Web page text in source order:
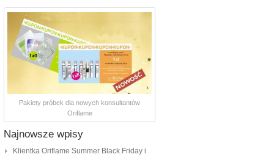
Pakiety próbek dla nowych konsultantów
Oriflame
Najnowsze wpisy
Klientka Oriflame Summer Black Friday i